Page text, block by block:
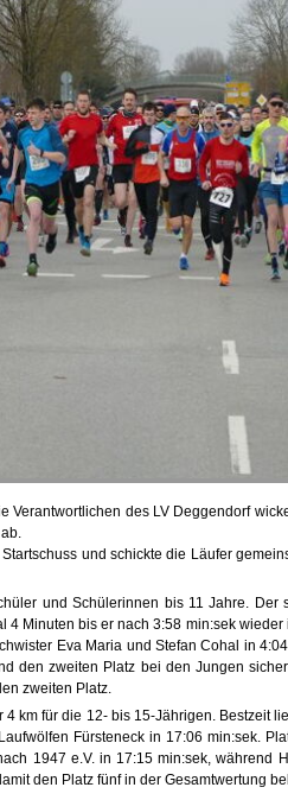
Verantwortlichen des LV Deggendorf
und schickte die Läufer
und Schülerinnen bis 11 Jahre. Der
Minuten bis er nach 3:58 min:sek
Eva Maria und Stefan Cohal in
den zweiten Platz bei den Jungen
zweiten Platz.
km für die 12- bis 15-Jährigen. Bestzeit
Fürsteneck in 17:06 min:sek.
1947 e.V. in 17:15 min:sek, während
den Platz fünf in der Gesamtwertung